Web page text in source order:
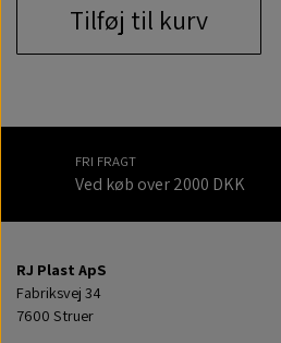
Tilføj til kurv
FRI FRAGT
Ved køb over 2000 DKK
RJ Plast ApS
Fabriksvej 34
7600 Struer